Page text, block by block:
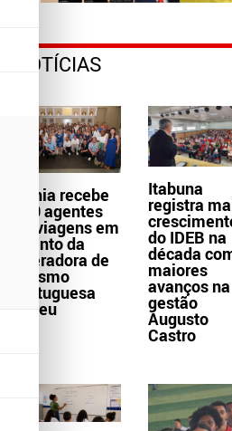
NOTÍCIAS
Bahia recebe
300 agentes
de viagens em
evento da
operadora de
turismo
portuguesa
Abreu
Itabuna
registra
do IDEB na
década
maiores
avanços na
gestão
Augusto
Castro